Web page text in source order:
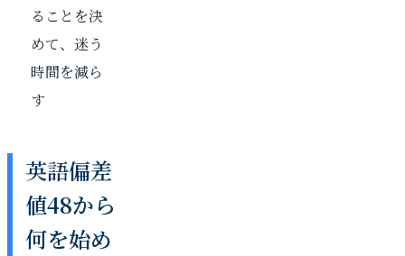
ることを決
めて、迷う
時間を減ら
す
英語偏差
値48から
何を始め